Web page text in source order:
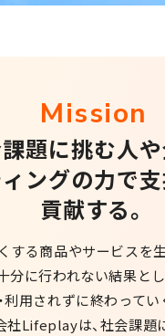
Mission
課題に挑む人や
ィ ングの力で支
貢献する。
する商品やサービスを
分に行われない結果と
利用されずに終わって
社Lifeplayは、社会課題